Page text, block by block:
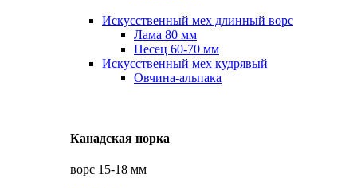
Искусственный мех длинный ворс
Лама 80 мм
Песец 60-70 мм
Искусственный мех кудрявый
Овчина-альпака
Канадская норка
ворс 15-18 мм